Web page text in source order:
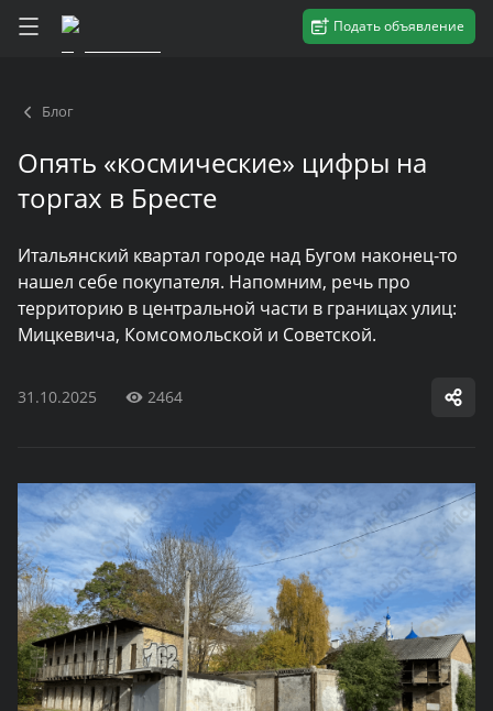
Подать объявление
Блог
Опять «космические» цифры на
торгах в Бресте
Итальянский квартал городе над Бугом наконец-то
нашел себе покупателя. Напомним, речь про
территорию в центральной части в границах улиц:
Мицкевича, Комсомольской и Советской.
31.10.2025 2464